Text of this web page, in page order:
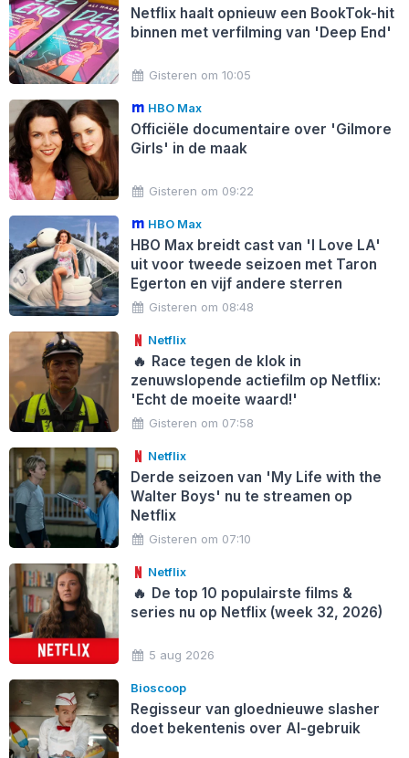
Netflix haalt opnieuw een BookTok-hit
binnen met verfilming van 'Deep End'
Gisteren om 10:05
HBO Max
Officiële documentaire over 'Gilmore
Girls' in de maak
Gisteren om 09:22
HBO Max
HBO Max breidt cast van 'I Love LA'
uit voor tweede seizoen met Taron
Egerton en vijf andere sterren
Gisteren om 08:48
Netflix
🔥 Race tegen de klok in
zenuwslopende actiefilm op Netflix:
'Echt de moeite waard!'
Gisteren om 07:58
Netflix
Derde seizoen van 'My Life with the
Walter Boys' nu te streamen op
Netflix
Gisteren om 07:10
Netflix
🔥 De top 10 populairste films &
series nu op Netflix (week 32, 2026)
5 aug 2026
Bioscoop
Regisseur van gloednieuwe slasher
doet bekentenis over AI-gebruik